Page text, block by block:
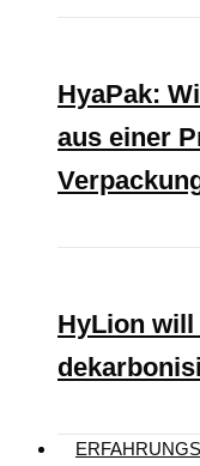
HyaPak:
aus einer
HyLion